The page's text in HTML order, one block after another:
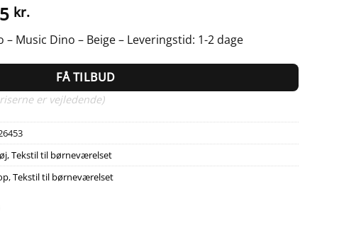
kr.Den
aktuelle
pris
er:
269,95 kr..
Music Dino – Beige – Leveringstid: 1-2 dage
FÅ TILBUD
er vejledende)
,Tekstil til børneværelset
,Tekstil til børneværelset